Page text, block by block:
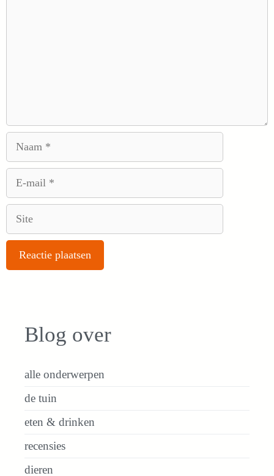
Blog over
alle onderwerpen
de tuin
eten & drinken
recensies
dieren